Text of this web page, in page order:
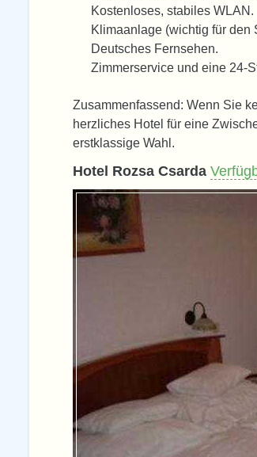
Kostenloses, stabiles WLAN.
Klimaanlage (wichtig für den
Deutsches Fernsehen.
Zimmerservice und eine 24-
Zusammenfassend: Wenn Sie
herzliches Hotel für eine
erstklassige Wahl.
Hotel Rozsa Csarda